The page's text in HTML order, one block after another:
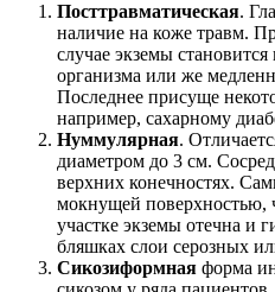
Посттравматическая.
наличие на коже травм.
случае экземы
организма или же
Последнее присуще
например, сахарному
Нуммулярная.
диаметром до 3 см.
верхних конечностях.
мокнущей поверхностью,
участке экземы отечна и
бляшках слои серозных
Сикозиформная форма